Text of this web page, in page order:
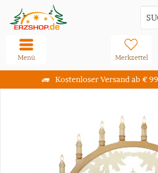
Kostenloser Versand ab €
Merkzettel
Menü